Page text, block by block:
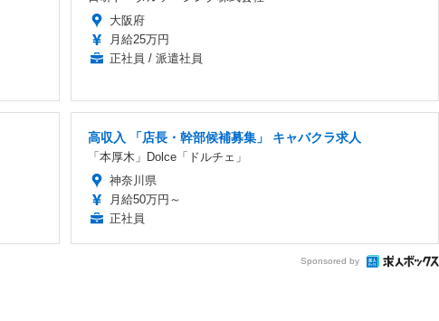
大阪府
月給25万円
正社員 / 派遣社員
高収入 「店長・幹部候補募集」 キャバクラ求人
「本厚木」Dolce「ドルチェ」
神奈川県
月給50万円～
正社員
Sponsored by